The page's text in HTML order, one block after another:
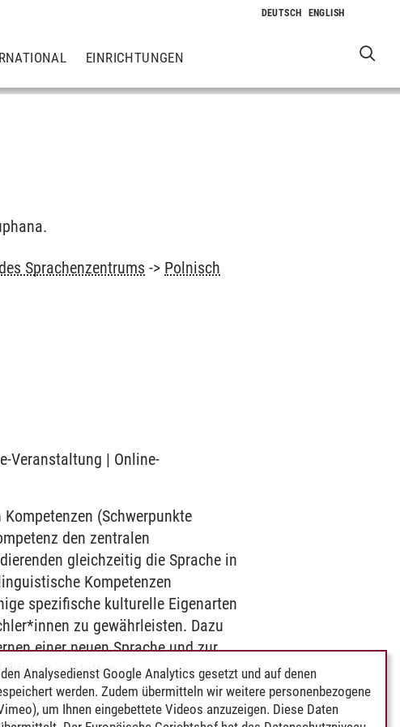
EINRICHTUNGEN
Sprachenzentrums -> Polnisch
Veranstaltung | Online-
(Schwerpunkte
den zentralen
gleichzeitig die Sprache in
Kompetenzen
spezifische kulturelle Eigenarten
zu gewährleisten. Dazu
einer neuen Sprache und zur
zu gestalten.
A1
Analysedienst Google Analytics gesetzt und auf denen
werden. Zudem übermitteln wir weitere personenbezogene
um Ihnen eingebettete Videos anzuzeigen. Diese Daten